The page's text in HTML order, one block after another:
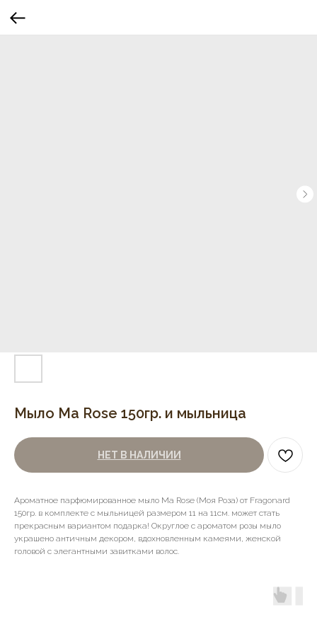
Мыло Ma Rose 150гр. и мыльница
НЕТ В НАЛИЧИИ
Ароматное парфюмированное мыло Ma Rose (Моя Роза) от Fragonard
150гр. в комплекте с мыльницей размером 11 на 11см. может стать
прекрасным вариантом подарка! Округлое с ароматом розы мыло
украшено античным декором, вдохновленным камеями, женской
головой с элегантными завитками волос.